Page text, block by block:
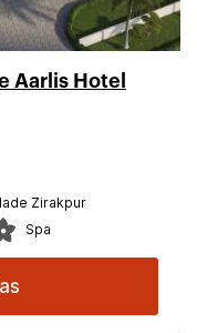
Aarlis Hotel
Zirakpur
Spa